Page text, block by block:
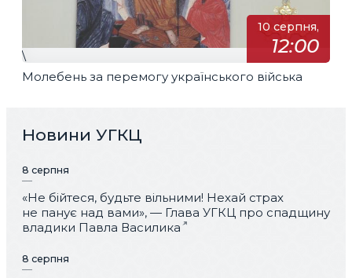
10 серпня,
12:00
\
Молебень за перемогу українського війська
Новини УГКЦ
8 серпня
«Не бійтеся, будьте вільними! Нехай страх
не панує над вами», — Глава УГКЦ про спадщину
владики Павла Василика
8 серпня